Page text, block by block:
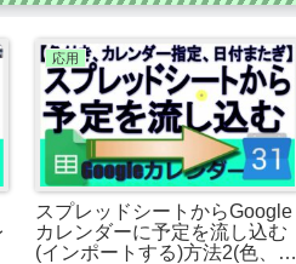
応用
スプレッドシートからGoogle
カレンダーに予定を流し込む
(インポートする)方法2(色、カ